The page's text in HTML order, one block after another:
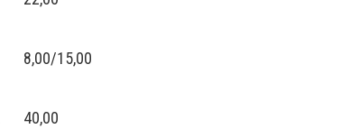
8,00/15,00
40,00